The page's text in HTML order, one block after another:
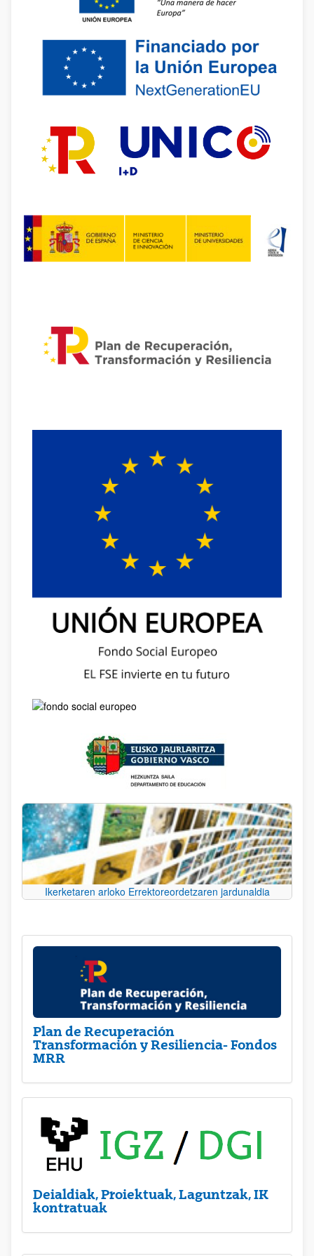
Ikerketaren arloko Errektoreordetzaren jardunaldia
Plan de Recuperación
Transformación y Resiliencia- Fondos
MRR
Deialdiak, Proiektuak, Laguntzak, IK
kontratuak